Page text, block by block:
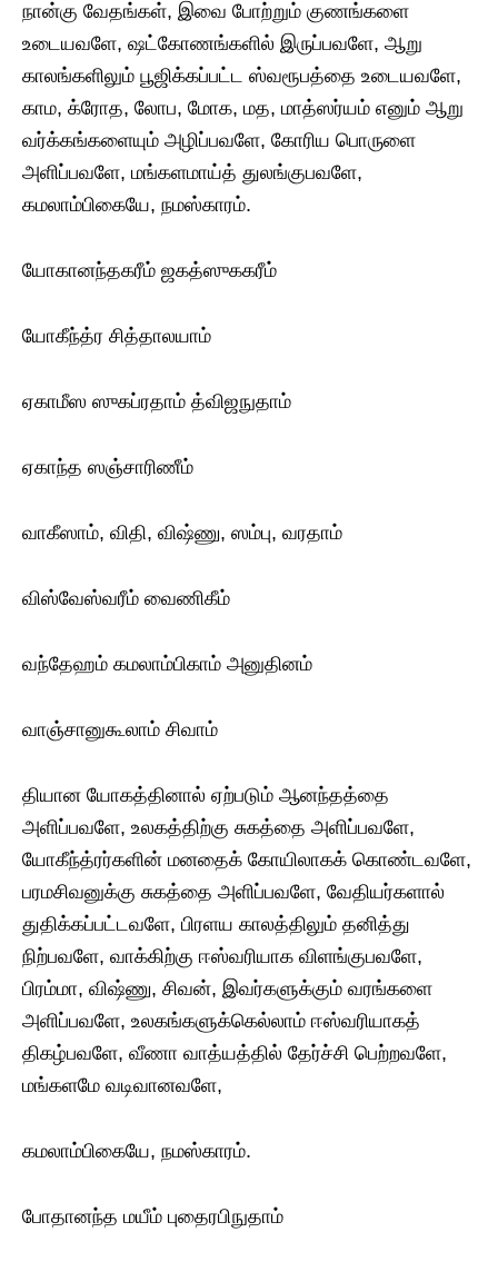
நான்கு வேதங்கள், இவை போற்றும் குணங்களை
உடையவளே, ஷட்கோணங்களில் இருப்பவளே, ஆறு
காலங்களிலும் பூஜிக்கப்பட்ட ஸ்வரூபத்தை உடையவளே,
காம, க்ரோத, லோப, மோக, மத, மாத்ஸர்யம் எனும் ஆறு
வர்க்கங்களையும் அழிப்பவளே, கோரிய பொருளை
அளிப்பவளே, மங்களமாய்த் துலங்குபவளே,
கமலாம்பிகையே, நமஸ்காரம்.
யோகானந்தகரீம் ஜகத்ஸுககரீம்
யோகீந்த்ர சித்தாலயாம்
ஏகாமீஸ ஸுகப்ரதாம் த்விஜநுதாம்
ஏகாந்த ஸஞ்சாரிணீம்
வாகீஸாம், விதி, விஷ்ணு, ஸம்பு, வரதாம்
விஸ்வேஸ்வரீம் வைணிகீம்
வந்தேஹம் கமலாம்பிகாம் அனுதினம்
வாஞ்சானுகூலாம் சிவாம்
தியான யோகத்தினால் ஏற்படும் ஆனந்தத்தை
அளிப்பவளே, உலகத்திற்கு சுகத்தை அளிப்பவளே,
யோகீந்த்ரர்களின் மனதைக் கோயிலாகக் கொண்டவளே,
பரமசிவனுக்கு சுகத்தை அளிப்பவளே, வேதியர்களால்
துதிக்கப்பட்டவளே, பிரளய காலத்திலும் தனித்து
நிற்பவளே, வாக்கிற்கு ஈஸ்வரியாக விளங்குபவளே,
பிரம்மா, விஷ்ணு, சிவன், இவர்களுக்கும் வரங்களை
அளிப்பவளே, உலகங்களுக்கெல்லாம் ஈஸ்வரியாகத்
திகழ்பவளே, வீணா வாத்யத்தில் தேர்ச்சி பெற்றவளே,
மங்களமே வடிவானவளே,
கமலாம்பிகையே, நமஸ்காரம்.
போதானந்த மயீம் புதைரபிநுதாம்